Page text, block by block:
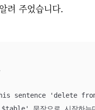
려 주었습니다.
sentence 'delete